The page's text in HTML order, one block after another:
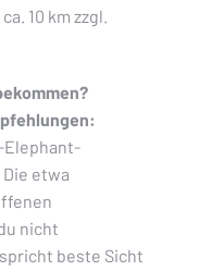
10 km zzgl.
Elephant-
etwa
nicht
beste Sicht